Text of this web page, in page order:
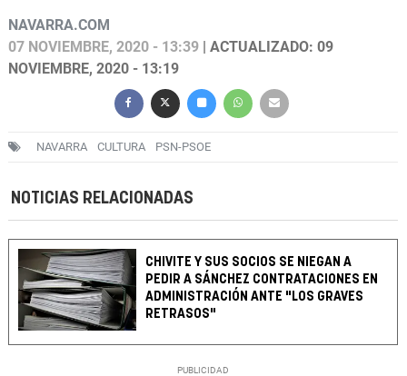
NAVARRA.COM
07 NOVIEMBRE, 2020 - 13:39 | ACTUALIZADO: 09
NOVIEMBRE, 2020 - 13:19
NAVARRA CULTURA PSN-PSOE
NOTICIAS RELACIONADAS
CHIVITE Y SUS SOCIOS SE NIEGAN A
PEDIR A SÁNCHEZ CONTRATACIONES EN
ADMINISTRACIÓN ANTE "LOS GRAVES
RETRASOS"